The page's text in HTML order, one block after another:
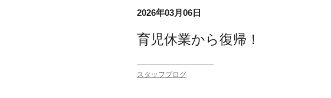
2026年03月06日
育児休業から復帰！
スタッフブログ